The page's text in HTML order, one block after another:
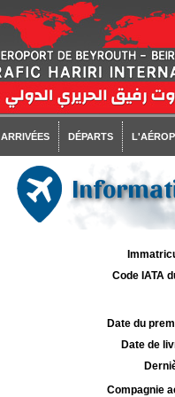
ARRIVÉES DÉPARTS
Code IATA
Date du
Date de
Compagnie